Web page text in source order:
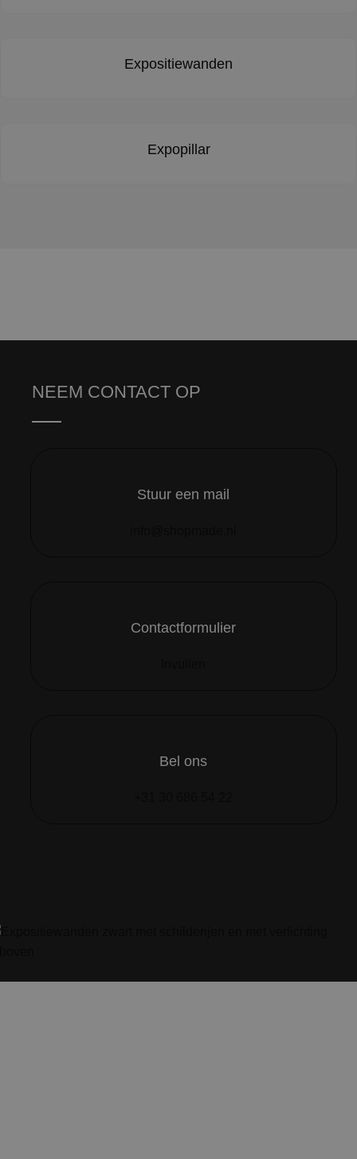
Expositiewanden
Expopillar
NEEM CONTACT OP
Stuur een mail
Contactformulier
Bel ons